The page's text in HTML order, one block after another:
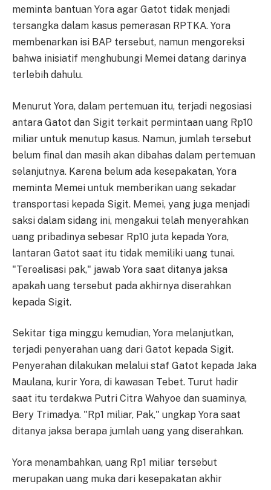
meminta bantuan Yora agar Gatot tidak menjadi
tersangka dalam kasus pemerasan RPTKA. Yora
membenarkan isi BAP tersebut, namun mengoreksi
bahwa inisiatif menghubungi Memei datang darinya
terlebih dahulu.
Menurut Yora, dalam pertemuan itu, terjadi negosiasi
antara Gatot dan Sigit terkait permintaan uang Rp10
miliar untuk menutup kasus. Namun, jumlah tersebut
belum final dan masih akan dibahas dalam pertemuan
selanjutnya. Karena belum ada kesepakatan, Yora
meminta Memei untuk memberikan uang sekadar
transportasi kepada Sigit. Memei, yang juga menjadi
saksi dalam sidang ini, mengakui telah menyerahkan
uang pribadinya sebesar Rp10 juta kepada Yora,
lantaran Gatot saat itu tidak memiliki uang tunai.
"Terealisasi pak," jawab Yora saat ditanya jaksa
apakah uang tersebut pada akhirnya diserahkan
kepada Sigit.
Sekitar tiga minggu kemudian, Yora melanjutkan,
terjadi penyerahan uang dari Gatot kepada Sigit.
Penyerahan dilakukan melalui staf Gatot kepada Jaka
Maulana, kurir Yora, di kawasan Tebet. Turut hadir
saat itu terdakwa Putri Citra Wahyoe dan suaminya,
Bery Trimadya. "Rp1 miliar, Pak," ungkap Yora saat
ditanya jaksa berapa jumlah uang yang diserahkan.
Yora menambahkan, uang Rp1 miliar tersebut
merupakan uang muka dari kesepakatan akhir